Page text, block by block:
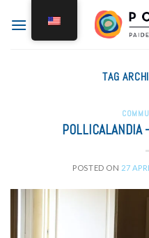
TAG
POSTED ON 27